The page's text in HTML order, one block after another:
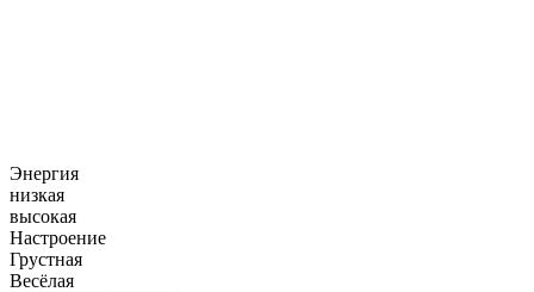
Энергия
низкая
высокая
Настроение
Грустная
Весёлая